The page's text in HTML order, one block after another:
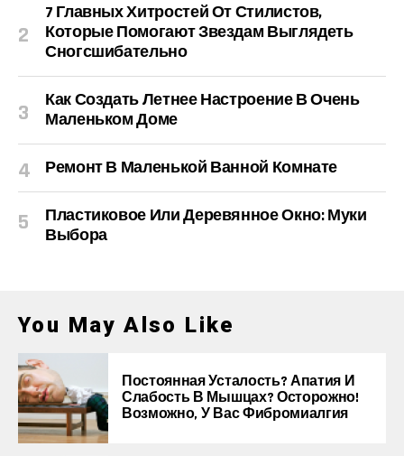
7 Главных Хитростей От Стилистов,
Которые Помогают Звездам Выглядеть
Сногсшибательно
Как Создать Летнее Настроение В Очень
Маленьком Доме
Ремонт В Маленькой Ванной Комнате
Пластиковое Или Деревянное Окно: Муки
Выбора
You May Also Like
Постоянная Усталость? Апатия И
Слабость В Мышцах? Осторожно!
Возможно, У Вас Фибромиалгия